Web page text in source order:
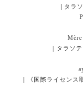
| タラ
Mère
｜タラソ
｜《国際ライセン